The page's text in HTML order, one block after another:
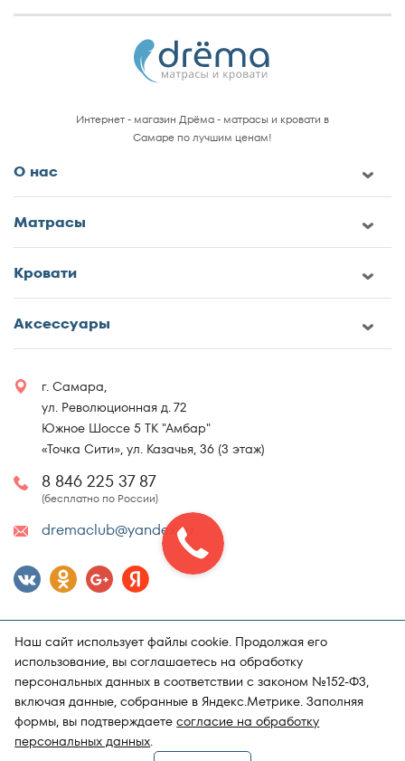
Интернет - магазин Дрёма - матрасы и кровати в
Самаре по лучшим ценам!
О нас
Матрасы
Кровати
Аксессуары
г. Самара,
ул. Революционная д. 72
Южное Шоссе 5 ТК "Амбар"
«Точка Сити», ул. Казачья, 36 (3 этаж)
8 846 225 37 87
(бесплатно по России)
dremaclub@yandex.ru
Магазин матрасов "DRёMA" Поддержка и продвижение сайта
Карта сайта Политика конфиденциальности
Наш сайт использует файлы cookie. Продолжая его
использование, вы соглашаетесь на обработку
персональных данных в соответствии с законом №152-ФЗ,
включая данные, собранные в Яндекс.Метрике. Заполняя
формы, вы подтверждаетесогласие на обработку
персональных данных.